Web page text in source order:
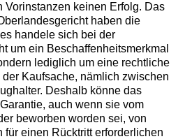
Vorinstanzen keinen Erfolg. Das
haben die
handele sich bei der
um ein Beschaffenheitsmerkmal
lediglich um eine rechtliche
Kaufsache, nämlich zwischen
Deshalb könne das
auch wenn sie vom
beworben worden sei, von
für einen Rücktritt erforderlichen